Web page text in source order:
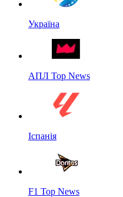
Україна
АПЛ Top News
Іспанія
F1 Top News